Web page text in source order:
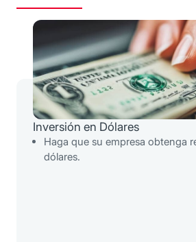
Inversión en Dólares
Haga que su empresa obtenga
dólares.